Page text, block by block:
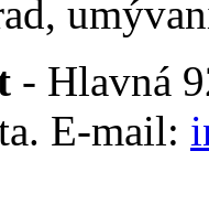
- Hlavná
E-mail: